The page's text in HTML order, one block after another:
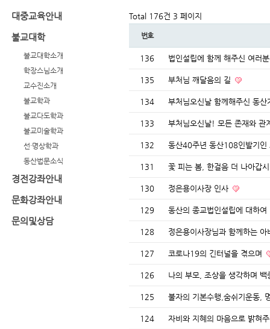
대중교육안내
불교대학
불교대학소개
학장스님소개
교수진소개
불교학과
불교다도학과
불교미술학과
선·명상학과
동산법문소식
경전강좌안내
문화강좌안내
문의및상담
Total 176건 3 페이지
번호
136 법인설립에 함께 해주신 여러
135 부처님 깨달음의 길
134 부처님오신날 함께해주신 동
133 부처님오신날! 모든 존재와 관
132 동산40주년 동산108인발기
131 꽃 피는 봄, 한걸음 더 나아갑
130 정은용이사장 인사
129 동산의 종교법인설립에 대하여
128 정은용이사장님과 함께하는
127 코로나19의 긴터널을 겪으며
126 나의 부모, 조상을 생각하며
125 불자의 기본수행,숨쉬기운동,
124 자비와 지혜의 마음으로 밝혀